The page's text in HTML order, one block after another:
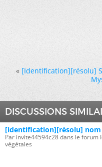
« [Identification][résolu]
DISCUSSIONS
[identification][résolu]
Par invite44594c28 dans le
végétales